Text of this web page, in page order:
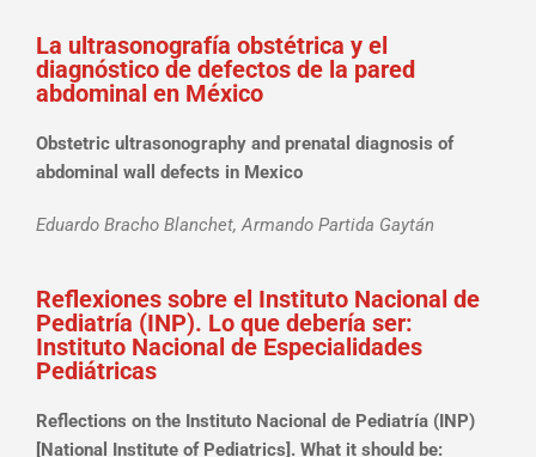
La ultrasonografía obstétrica y el
diagnóstico de defectos de la pared
abdominal en México
Obstetric ultrasonography and prenatal diagnosis of
abdominal wall defects in Mexico
Eduardo Bracho Blanchet, Armando Partida Gaytán
Reflexiones sobre el Instituto Nacional de
Pediatría (INP). Lo que debería ser:
Instituto Nacional de Especialidades
Pediátricas
Reflections on the Instituto Nacional de Pediatría (INP)
[National Institute of Pediatrics]. What it should be: